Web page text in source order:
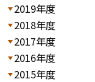
2019年度
2018年度
2017年度
2016年度
2015年度